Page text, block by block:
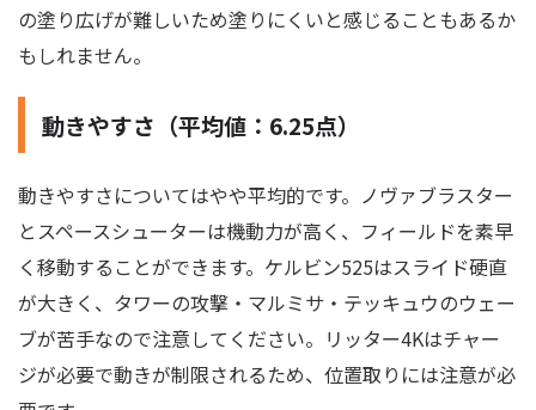
の塗り広げが難しいため塗りにくいと感じることもあるか
もしれません。
動きやすさ（平均値：6.25点）
動きやすさについてはやや平均的です。ノヴァブラスター
とスペースシューターは機動力が高く、フィールドを素早
く移動することができます。ケルビン525はスライド硬直
が大きく、タワーの攻撃・マルミサ・テッキュウのウェー
ブが苦手なので注意してください。リッター4Kはチャー
ジが必要で動きが制限されるため、位置取りには注意が必